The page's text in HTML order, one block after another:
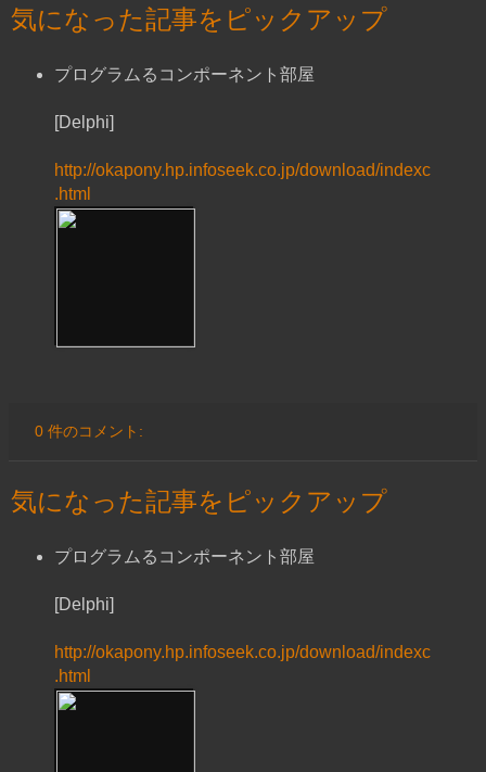
気になった記事をピックアップ
プログラムるコンポーネント部屋
[Delphi]
http://okapony.hp.infoseek.co.jp/download/indexc
.html
0 件のコメント:
気になった記事をピックアップ
プログラムるコンポーネント部屋
[Delphi]
http://okapony.hp.infoseek.co.jp/download/indexc
.html